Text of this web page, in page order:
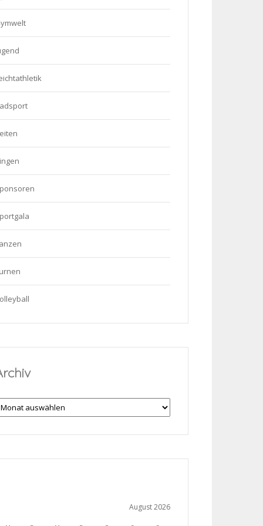
Archiv
August 2026